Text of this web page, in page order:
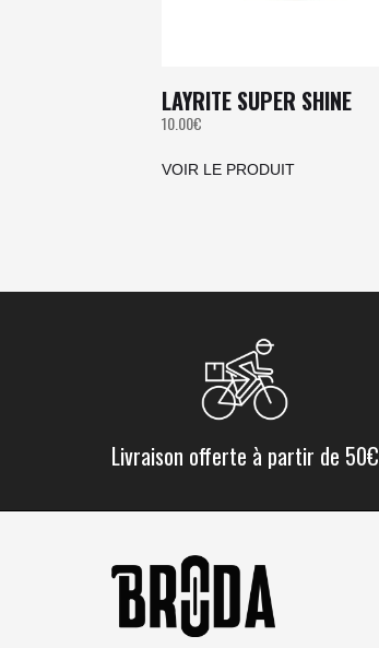
LAYRITE SUPER SHINE
10.00€
VOIR LE PRODUIT
Livraison offerte à partir de 50€